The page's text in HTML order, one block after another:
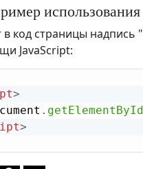
использования
в код страницы надпись
JavaScript:
>
. getElementById
>